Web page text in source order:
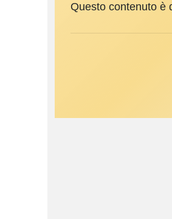
Questo contenuto è